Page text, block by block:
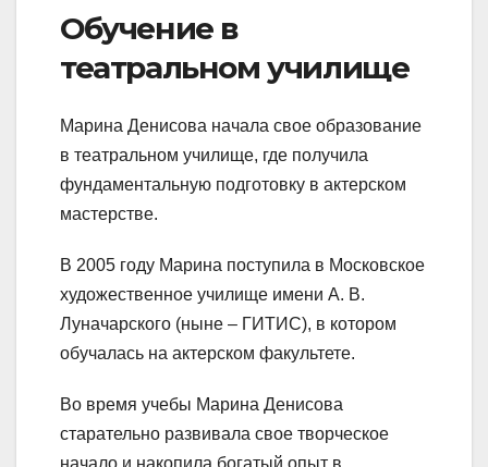
Обучение в
театральном училище
Марина Денисова начала свое образование
в театральном училище, где получила
фундаментальную подготовку в актерском
мастерстве.
В 2005 году Марина поступила в Московское
художественное училище имени А. В.
Луначарского (ныне – ГИТИС), в котором
обучалась на актерском факультете.
Во время учебы Марина Денисова
старательно развивала свое творческое